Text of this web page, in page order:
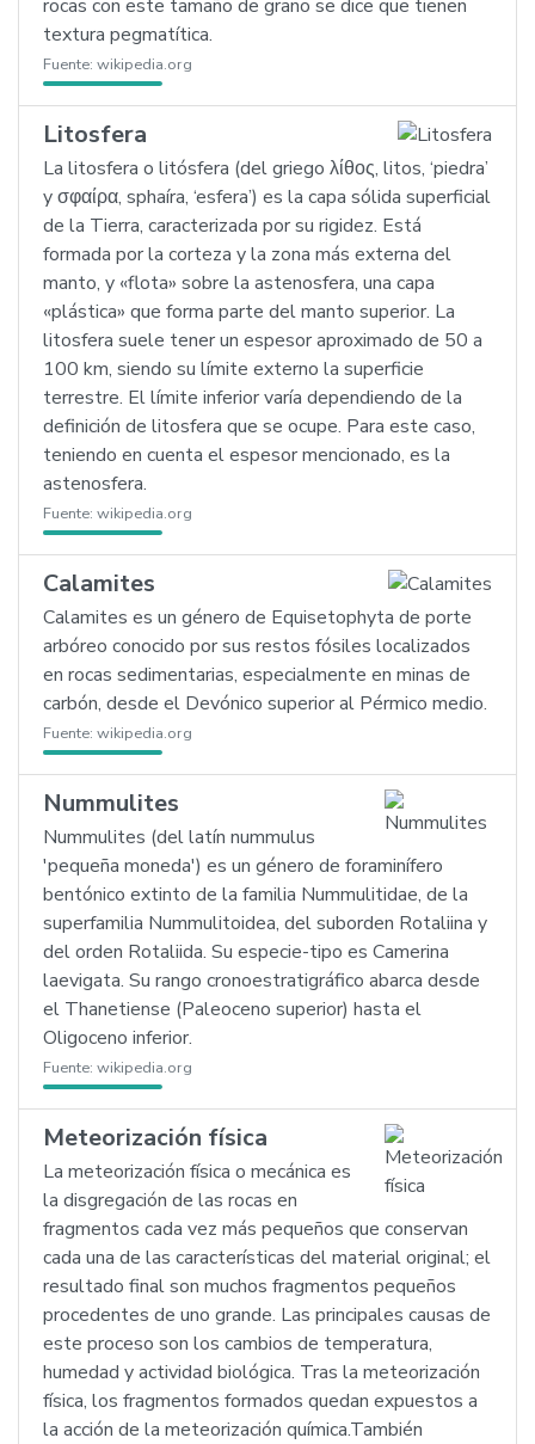
rocas con este tamaño de grano se dice que tienen
textura pegmatítica.
Fuente: wikipedia.org
Litosfera
La litosfera o litósfera (del griego λίθος, litos, ‘piedra’
y σφαίρα, sphaíra, ‘esfera’) es la capa sólida superficial
de la Tierra, caracterizada por su rigidez. Está
formada por la corteza y la zona más externa del
manto, y «flota» sobre la astenosfera, una capa
«plástica» que forma parte del manto superior. La
litosfera suele tener un espesor aproximado de 50 a
100 km, siendo su límite externo la superficie
terrestre. El límite inferior varía dependiendo de la
definición de litosfera que se ocupe. Para este caso,
teniendo en cuenta el espesor mencionado, es la
astenosfera.
Fuente: wikipedia.org
Calamites
Calamites es un género de Equisetophyta de porte
arbóreo conocido por sus restos fósiles localizados
en rocas sedimentarias, especialmente en minas de
carbón, desde el Devónico superior al Pérmico medio.
Fuente: wikipedia.org
Nummulites
Nummulites (del latín nummulus
'pequeña moneda') es un género de foraminífero
bentónico extinto de la familia Nummulitidae, de la
superfamilia Nummulitoidea, del suborden Rotaliina y
del orden Rotaliida. Su especie-tipo es Camerina
laevigata. Su rango cronoestratigráfico abarca desde
el Thanetiense (Paleoceno superior) hasta el
Oligoceno inferior.
Fuente: wikipedia.org
Meteorización física
La meteorización física o mecánica es
la disgregación de las rocas en
fragmentos cada vez más pequeños que conservan
cada una de las características del material original; el
resultado final son muchos fragmentos pequeños
procedentes de uno grande. Las principales causas de
este proceso son los cambios de temperatura,
humedad y actividad biológica. Tras la meteorización
física, los fragmentos formados quedan expuestos a
la acción de la meteorización química.También